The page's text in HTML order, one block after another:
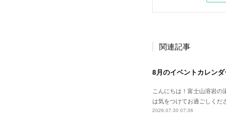
関連記事
8月のイベントカレン
こんにちは！富士山溶岩
は気をつけてお過ごしく
2026.07.30 07:36